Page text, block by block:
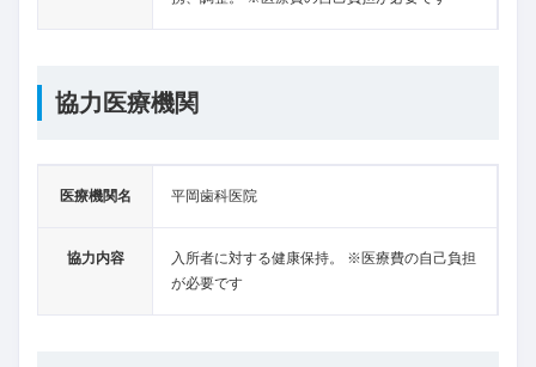
協力医療機関
医療機関名 平岡歯科医院
協力内容
入所者に対する健康保持。 ※医療費の自己負担
が必要です